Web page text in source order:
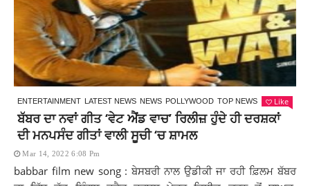
ENTERTAINMENT LATEST NEWS NEWS POLLYWOOD TOP NEWS Like
ਬੱਬਰ ਦਾ ਨਵਾਂ ਗੀਤ ‘ਵੇਟ ਐਂਡ ਵਾਚ’ ਰਿਲੀਜ਼ ਹੁੰਦੇ ਹੀ ਦਰਸ਼ਕਾਂ
ਦੀ ਮਨਪਸੰਦ ਗੀਤਾਂ ਵਾਲੀ ਸੂਚੀ ‘ਚ ਸ਼ਾਮਲ
Mar 14, 2022 6:08 Pm
babbar film new song : ਬੇਸਬਰੀ ਨਾਲ ਉਡੀਕੀ ਜਾ ਰਹੀ ਫ਼ਿਲਮ ਬੱਬਰ